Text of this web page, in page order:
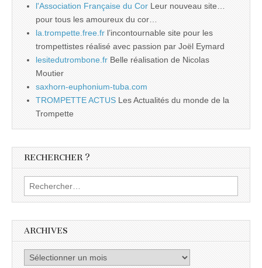
l'Association Française du Cor Leur nouveau site…
pour tous les amoureux du cor…
la.trompette.free.fr l’incontournable site pour les
trompettistes réalisé avec passion par Joël Eymard
lesitedutrombone.fr Belle réalisation de Nicolas
Moutier
saxhorn-euphonium-tuba.com
TROMPETTE ACTUS Les Actualités du monde de la
Trompette
RECHERCHER ?
Rechercher :
ARCHIVES
Archives